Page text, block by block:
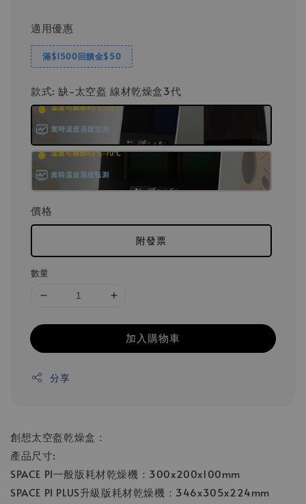
適用優惠
滿$1500回饋金$50
款式: 缺-太空盔 線材乾燥盒3代
價格
附發票
數量
加入購物車
分享
創想太空盔乾燥盒：
產品尺寸:
SPACE PI一般版耗材乾燥機：300x200x100mm
SPACE PI PLUS升級版耗材乾燥機：346x305x224mm